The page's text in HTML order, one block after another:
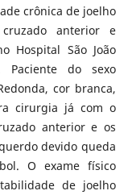
crônica de joelho
anterior e
Hospital São João
Paciente do sexo
cor branca,
cirurgia já com o
anterior e os
devido queda
O exame físico
de joelho